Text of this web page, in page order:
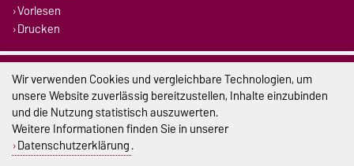
Vorlesen
Drucken
Impressum
Datenschutz
Barrierefreiheit
Cookie-Einstellungen
Wir verwenden Cookies und vergleichbare Technologien, um
unsere Website zuverlässig bereitzustellen, Inhalte einzubinden
und die Nutzung statistisch auszuwerten.
Weitere Informationen finden Sie in unserer
Datenschutzerklärung.